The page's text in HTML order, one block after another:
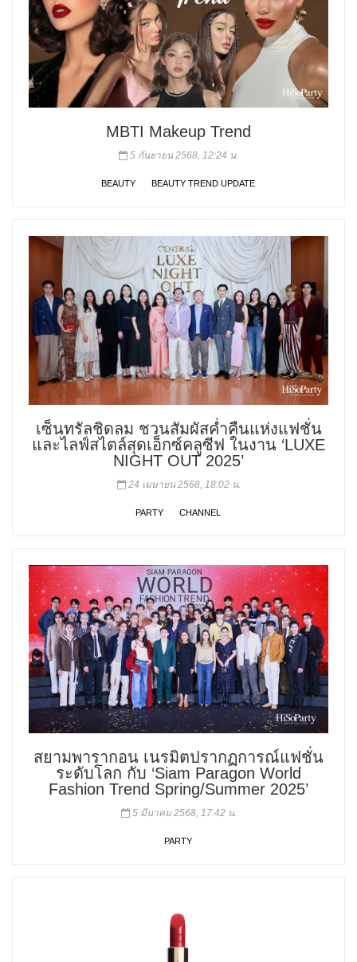
MBTI Makeup Trend
5 กันยายน 2568, 12:24 น.
BEAUTY BEAUTY TREND UPDATE
เซ็นทรัลชิดลม ชวนสัมผัสค่ำคืนแห่งแฟชั่น
และไลฟ์สไตล์สุดเอ็กซ์คลูซีฟ ในงาน ‘LUXE
NIGHT OUT 2025’
24 เมษายน 2568, 18:02 น.
PARTY CHANNEL
สยามพารากอน เนรมิตปรากฏการณ์แฟชั่น
ระดับโลก กับ ‘Siam Paragon World
Fashion Trend Spring/Summer 2025’
5 มีนาคม 2568, 17:42 น.
PARTY